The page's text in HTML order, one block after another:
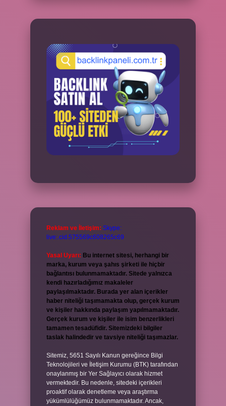
Reklam ve İletişim: Skype:
live:.cid.575569c608265c69
Yasal Uyarı: Bu internet sitesi, herhangi bir
marka, kurum veya şahıs şirketi ile hiçbir
bağlantısı bulunmamaktadır. Sitede yalnızca
kendi hazırladığımız makaleler
paylaşılmaktadır. Burada yer alan içerikler
haber niteliği taşımamakta olup, gerçek kurum
ve kişiler hakkında paylaşım yapılmamaktadır.
Gerçek kurum ve kişiler ile isim benzerlikleri
tamamen tesadüfidir. Sitemizdeki bilgiler
taslak halindedir ve tavsiye niteliği taşımazlar.
Sitemiz, 5651 Sayılı Kanun gereğince Bilgi
Teknolojileri ve İletişim Kurumu (BTK) tarafından
onaylanmış bir Yer Sağlayıcı olarak hizmet
vermektedir. Bu nedenle, sitedeki içerikleri
proaktif olarak denetleme veya araştırma
yükümlülüğümüz bulunmamaktadır. Ancak,